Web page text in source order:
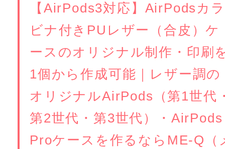
【AirPods3対応】AirPodsカラ
ビナ付きPUレザー（合皮）ケ
ースのオリジナル制作・印刷
1個から作成可能｜レザー調の
オリジナルAirPods（第1世代
第2世代・第3世代）・AirPods
Proケースを作るならME-Q（